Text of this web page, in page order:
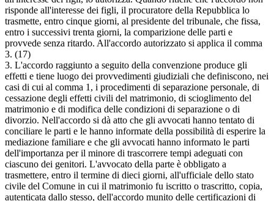
risponde all'interesse dei figli, il procuratore della Repubblica lo
trasmette, entro cinque giorni, al presidente del tribunale, che fissa,
entro i successivi trenta giorni, la comparizione delle parti e
provvede senza ritardo. All'accordo autorizzato si applica il comma
3. (17)
3. L'accordo raggiunto a seguito della convenzione produce gli
effetti e tiene luogo dei provvedimenti giudiziali che definiscono, nei
casi di cui al comma 1, i procedimenti di separazione personale, di
cessazione degli effetti civili del matrimonio, di scioglimento del
matrimonio e di modifica delle condizioni di separazione o di
divorzio. Nell'accordo si dà atto che gli avvocati hanno tentato di
conciliare le parti e le hanno informate della possibilità di esperire la
mediazione familiare e che gli avvocati hanno informato le parti
dell'importanza per il minore di trascorrere tempi adeguati con
ciascuno dei genitori. L'avvocato della parte è obbligato a
trasmettere, entro il termine di dieci giorni, all'ufficiale dello stato
civile del Comune in cui il matrimonio fu iscritto o trascritto, copia,
autenticata dallo stesso, dell'accordo munito delle certificazioni di